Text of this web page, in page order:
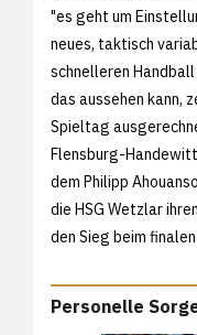
"es geht um
neues, taktisch
schnelleren
das aussehen kann,
Spieltag
Flensburg-
dem Philipp
die HSG Wetzlar
den Sieg beim
Personelle